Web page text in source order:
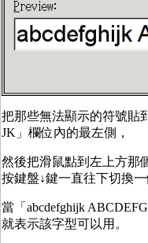
把那些無法顯示的符號貼
JK」欄位內的最左側，
然後把滑鼠點到左上方那
按鍵盤↓鍵一直往下切換一
當「abcdefghijk
就表示該字型可以用。